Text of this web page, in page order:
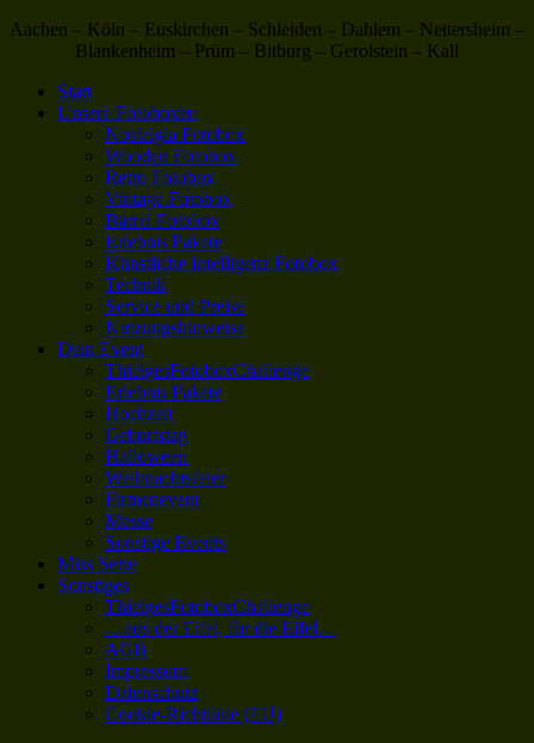
Aachen – Köln – Euskirchen – Schleiden – Dahlem – Nettersheim –
Blankenheim – Prüm – Bitburg – Gerolstein – Kall
Start
Unsere Fotoboxen
Nostalgia Fotobox
Wooden Fotobox
Retro Fotobox
Vintage Fotobox
Barrel Fotobox
Erlebnis Pakete
Künstliche Intelligenz Fotobox
Technik
Service und Preise
Nutzungshinweise
Dein Event
ThielgesFotoboxChallenge
Erlebnis Pakete
Hochzeit
Geburtstag
Halloween
Weihnachtsfeier
Firmenevent
Messe
Sonstige Events
Miss Serie
Sonstiges
ThielgesFotoboxChallenge
…aus der Eifel, für die Eifel…
AGB
Impressum
Datenschutz
Cookie-Richtlinie (EU)